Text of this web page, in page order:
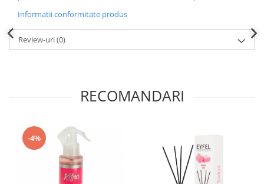
Informatii conformitate produs
Review-uri(0)
RECOMANDARI
-4%